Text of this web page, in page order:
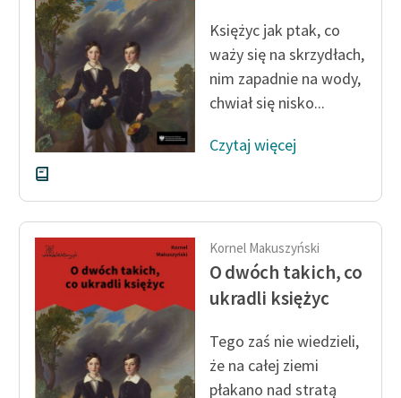
Księżyc jak ptak, co
waży się na skrzydłach,
nim zapadnie na wody,
chwiał się nisko...
Czytaj więcej
Kornel Makuszyński
O dwóch takich, co
ukradli księżyc
Tego zaś nie wiedzieli,
że na całej ziemi
płakano nad stratą